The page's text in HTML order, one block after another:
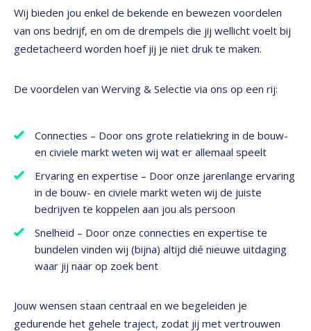
Wij bieden jou enkel de bekende en bewezen voordelen
van ons bedrijf, en om de drempels die jij wellicht voelt bij
gedetacheerd worden hoef jij je niet druk te maken.
De voordelen van Werving & Selectie via ons op een rij:
Connecties – Door ons grote relatiekring in de bouw-
en civiele markt weten wij wat er allemaal speelt
Ervaring en expertise – Door onze jarenlange ervaring
in de bouw- en civiele markt weten wij de juiste
bedrijven te koppelen aan jou als persoon
Snelheid – Door onze connecties en expertise te
bundelen vinden wij (bijna) altijd dié nieuwe uitdaging
waar jij naar op zoek bent
Jouw wensen staan centraal en we begeleiden je
gedurende het gehele traject, zodat jij met vertrouwen